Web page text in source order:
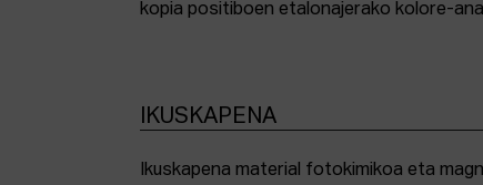
kopia positiboen etalonajerako kolore-
IKUSKAPENA
Ikuskapena material fotokimikoa eta